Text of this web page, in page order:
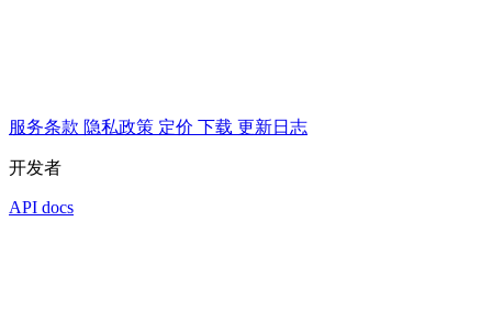
服务条款 隐私政策 定价 下载 更新日志
开发者
API docs